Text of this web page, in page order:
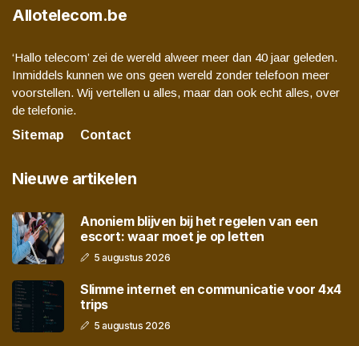
Allotelecom.be
‘Hallo telecom’ zei de wereld alweer meer dan 40 jaar geleden.
Inmiddels kunnen we ons geen wereld zonder telefoon meer
voorstellen. Wij vertellen u alles, maar dan ook echt alles, over
de telefonie.
Sitemap
Contact
Nieuwe artikelen
Anoniem blijven bij het regelen van een
escort: waar moet je op letten
5 augustus 2026
Slimme internet en communicatie voor 4x4
trips
5 augustus 2026